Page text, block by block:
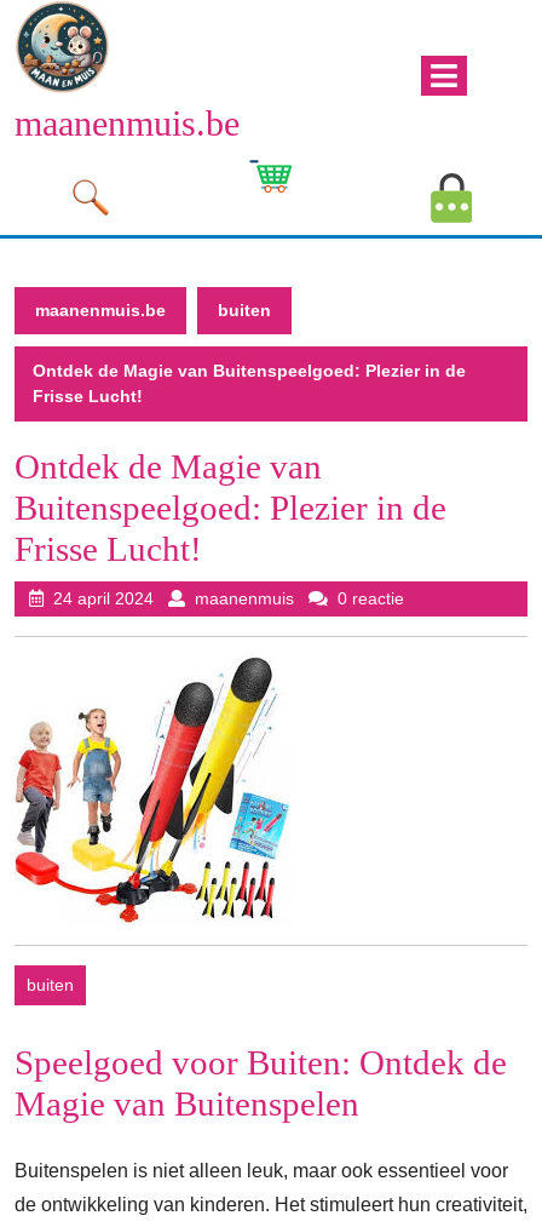
Naar
de
inhoud
maanenmuis.be
Winkelwagen
maanenmuis.be buiten
Ontdek de Magie van Buitenspeelgoed: Plezier in de
Frisse Lucht!
Ontdek de Magie van
Buitenspeelgoed: Plezier in de
Frisse Lucht!
24 april 202424
april
maanenmuismaanenmuis
0 reactie
buiten
Speelgoed voor Buiten: Ontdek de
Magie van Buitenspelen
Buitenspelen is niet alleen leuk, maar ook essentieel voor
de ontwikkeling van kinderen. Het stimuleert hun creativiteit,